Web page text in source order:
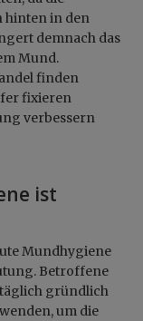
hinten in den
demnach das
Mund.
finden
fixieren
verbessern
ist
Mundhygiene
Betroffene
gründlich
um die